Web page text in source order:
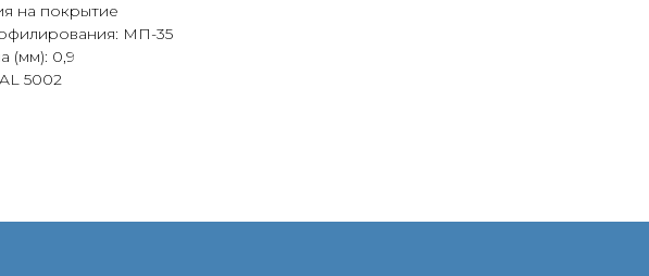
на покрытие
МП-35
(мм): 0,9
5002